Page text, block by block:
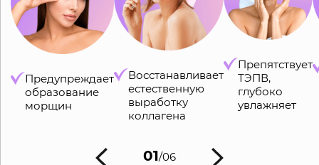
Предупреждает
образование
морщин
Восстанавливает
естественную
выработку
коллагена
Препятствует
ТЭПВ,
глубоко
увлажняет
01/06